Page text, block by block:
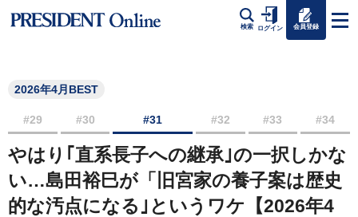
検索 ログイン 会員登録
2026年4月BEST
#29 #30 #31 #32 #33 #34
やはり｢直系長子への継承｣の一択しかな
い…島田裕巳が「旧宮家の養子案は歴史
的な汚点になる｣というワケ【2026年4